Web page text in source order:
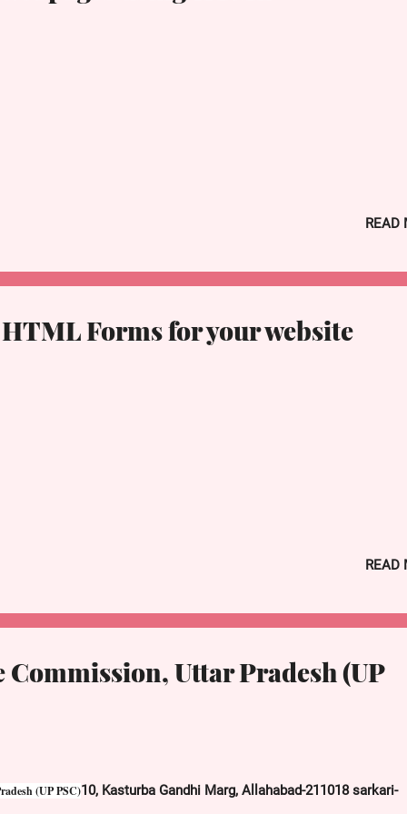
के पिता/जनक कहलातें हैं?(अ) विलियम हार्वे
गणतंत्र दिवस समारोह 2012 में मुख्य अतिथि होंगे/होंगी?(अ) सुसिलो बंबांग युधोयोनो
एंड टोबेगो)
READ
Forms for your website
READ
Uttar Pradesh (UP
(UP PSC)10, Kasturba Gandhi Marg, Allahabad-211018 sarkari-